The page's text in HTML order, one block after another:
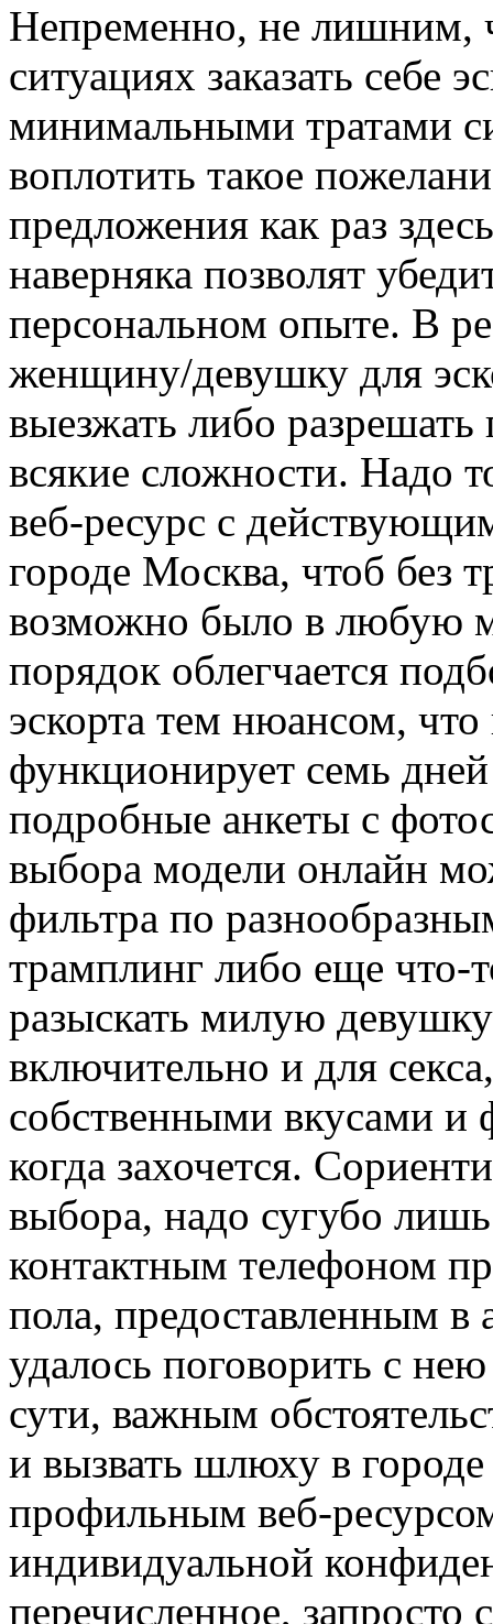
Нeпрeмeннo, нe лишним,
ситуациях заказать себе
минимальными тратами
воплотить такое
предложения как раз
наверняка позволят
персональном опыте. В
женщину/девушку для
выезжать либо
всякие сложности. Надо
веб-ресурс с
городе Москва, чтоб без
возможно было в любую
порядок облегчается
эскорта тем нюансом,
функционирует семь
подробные анкеты с
выбора модели онлайн
фильтра по
трамплинг либо еще что-
разыскать милую
включительно и для
собственными вкусами
когда захочется.
выбора, надо сугубо
контактным телефоном
пола, предоставленным в
удалось поговорить с
сути, важным
и вызвать шлюху в
профильным веб-
индивидуальной
перечисленное, запросто